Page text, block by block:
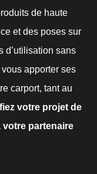
de haute
et des poses sur
d’utilisation sans
apporter ses
carport, tant au
votre projet de
partenaire